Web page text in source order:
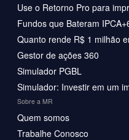
Use o Retorno Pro para
Fundos que Bateram
Quanto rende R$ 1 milhão
Gestor de ações 360
Simulador PGBL
Simulador: Investir em um
Sobre a MR
Quem somos
Trabalhe Conosco